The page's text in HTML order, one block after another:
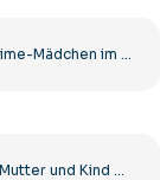
Süßes Anime-Mädchen im weißen und roten japanischen Kleid Kostenloses PNG
Cartoon Mutter und Kind Bleistift Illustration Kostenlose PNG